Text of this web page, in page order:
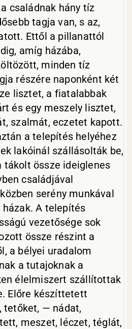
családnak hány tíz
tagja van, s az,
Ettől a pillanattól
amíg házába,
minden tíz
részére naponként két
lisztet, a fiatalabbak
és egy meszely lisztet,
szalmát, eczetet kapott.
a telepítés helyéhez
lakóinál szállásolták be,
tákolt össze ideiglenes
családjával
serény munkával
A telepítés
vezetősége sok
össze részint a
a bélyei uradalom
a tutajoknak a
élelmiszert szállítottak
Előre készíttetett
tetőket, — nádat,
meszet, léczet, téglát,